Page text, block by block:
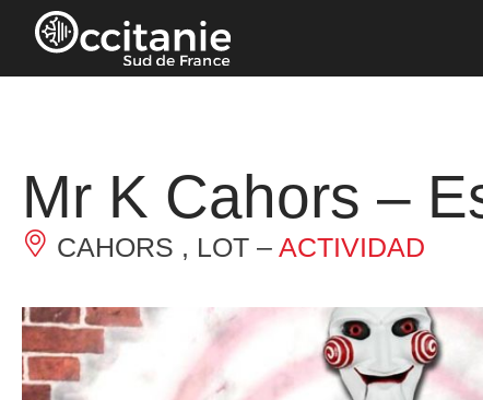
Panel de gestión de cookies
Mr K Cahors –
CAHORS , LOT – ACTIVIDAD